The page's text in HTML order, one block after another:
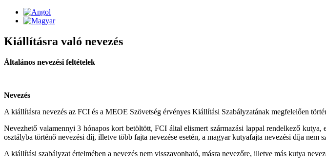
Kiállításra való nevezés
Általános nevezési feltételek
Nevezés
A kiállításra nevezés az FCI és a MEOE Szövetség érvényes Kiállítási Szabályzatának megfelelően
Nevezhető valamennyi 3 hónapos kort betöltött, FCI által elismert származási lappal rendelkező
osztályba történő nevezési díj, illetve több fajta nevezése esetén, a magyar kutyafajta nevezési díja nem
A kiállítási szabályzat értelmében a nevezés nem visszavonható, másra nevezőre, illetve más kutya